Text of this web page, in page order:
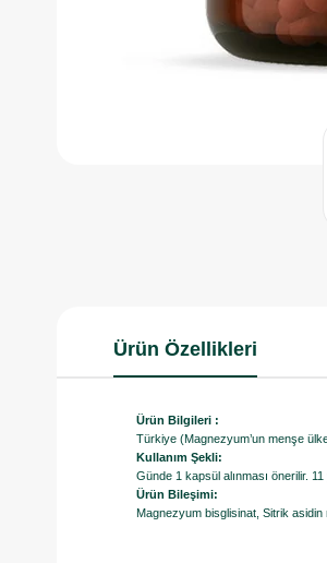
Ürün Özellikleri
Ürün Bilgileri :
Türkiye (Magnezyum’un menşe
Kullanım Şekli:
Günde 1 kapsül alınması önerilir.
Ürün Bileşimi:
Magnezyum bisglisinat, Sitrik asidin